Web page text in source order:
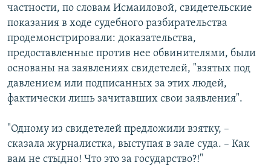
частности, по словам Исмаиловой, свидетельские
показания в ходе судебного разбирательства
продемонстрировали: доказательства,
предоставленные против нее обвинителями, были
основаны на заявлениях свидетелей, "взятых под
давлением или подписанных за этих людей,
фактически лишь зачитавших свои заявления".
"Одному из свидетелей предложили взятку, –
сказала журналистка, выступая в зале суда. – Как
вам не стыдно! Что это за государство?!"